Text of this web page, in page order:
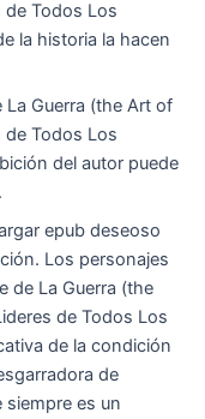
de Todos Los
la historia la hacen
La Guerra (the Art of
de Todos Los
del autor puede
epub deseoso
Los personajes
de La Guerra (the
de Todos Los
de la condición
de
siempre es un